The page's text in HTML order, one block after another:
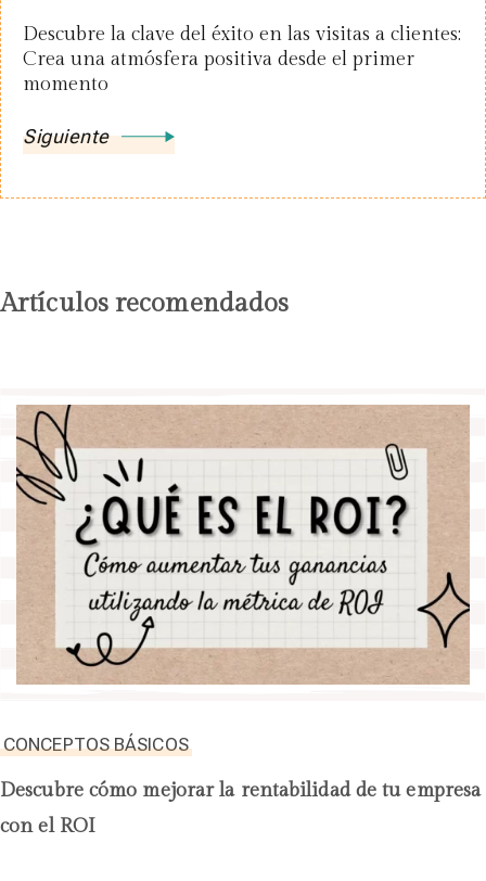
Descubre la clave del éxito en las visitas a clientes:
Crea una atmósfera positiva desde el primer
momento
Siguiente
Artículos recomendados
CONCEPTOS BÁSICOS
Descubre cómo mejorar la rentabilidad de tu empresa
con el ROI